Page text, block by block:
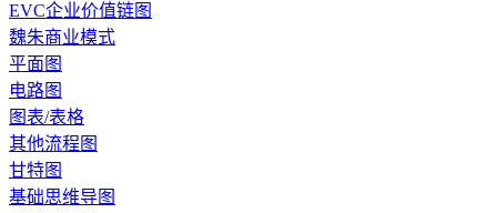
EVC企业价值链图
魏朱商业模式
平面图
电路图
图表/表格
其他流程图
甘特图
基础思维导图